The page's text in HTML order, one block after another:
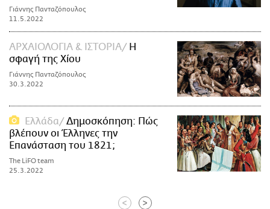
Γιάννης Πανταζόπουλος
11.5.2022
ΑΡΧΑΙΟΛΟΓΙΑ & ΙΣΤΟΡΙΑ
Η
σφαγή της Χίου
Γιάννης Πανταζόπουλος
30.3.2022
Ελλάδα
Δημοσκόπηση: Πώς
βλέπουν οι Έλληνες την
Επανάσταση του 1821;
The LiFO team
25.3.2022
< >